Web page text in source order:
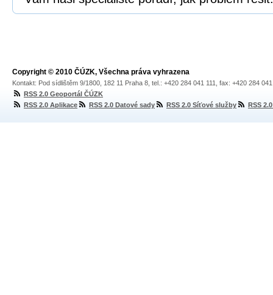
Copyright © 2010 ČÚZK, Všechna práva vyhrazena
Kontakt: Pod sídlištěm 9/1800, 182 11 Praha 8, tel.: +420 284 041 111, fax: +420 284
RSS 2.0 Geoportál ČÚZK
RSS 2.0 Aplikace
RSS 2.0 Datové sady RSS 2.0 Síťové služby RSS